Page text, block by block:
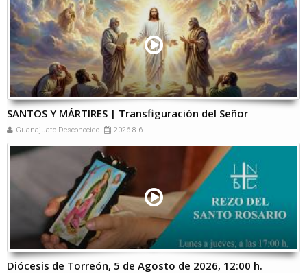
SANTOS Y MÁRTIRES | Transfiguración del Señor
Guanajuato Desconocido 2026-8-6
Diócesis de Torreón, 5 de Agosto de 2026, 12:00 h.